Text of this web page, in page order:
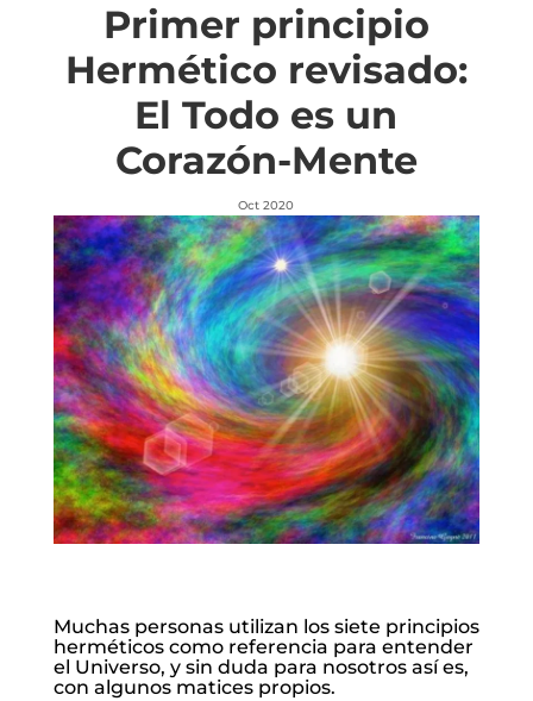
Primer principio
Hermético revisado:
El Todo es un
Corazón-Mente
Oct 2020
Muchas personas utilizan los siete principios
herméticos como referencia para entender
el Universo, y sin duda para nosotros así es,
con algunos matices propios.